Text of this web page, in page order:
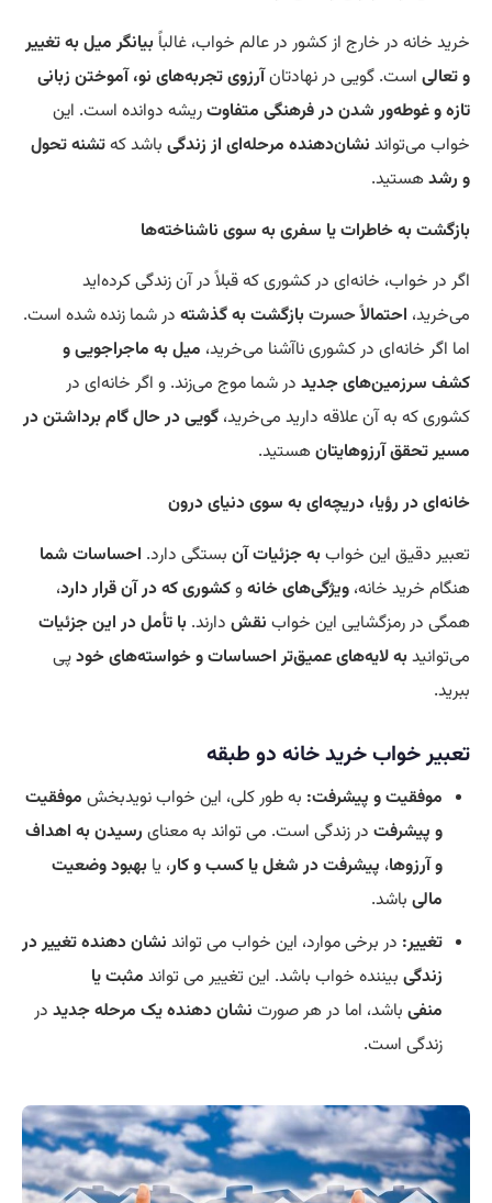
خرید خانه در خارج از کشور در عالم خواب، غالباًبیانگر میل به تغییر
و تعالی است. گویی در نهادتانآرزوی تجربه‌های نو، آموختن زبانی
تازه و غوطه‌ور شدن در فرهنگی متفاوتریشه دوانده است. این
خواب می‌تواند نشان‌دهنده مرحله‌ای از زندگی باشد کهتشنه تحول
و رشدهستید.
بازگشت به خاطرات یا سفری به سوی ناشناخته‌ها
اگر در خواب، خانه‌ای در کشوری که قبلاً در آن زندگی کرده‌اید
می‌خرید، احتمالاًحسرتبازگشت به گذشته در شما زنده شده است.
اما اگر خانه‌ای در کشوری ناآشنا می‌خرید، میل به ماجراجویی و
کشف سرزمین‌های جدید در شما موج می‌زند. و اگر خانه‌ای در
کشوری که به آن علاقه دارید می‌خرید، گویی در حال گام برداشتن در
مسیر تحقق آرزوهایتانهستید.
خانه‌ای در رؤیا، دریچه‌ای به سوی دنیای درون
تعبیر دقیق این خواببه جزئیات آن بستگی دارد. احساسات شما
هنگام خرید خانه، ویژگی‌های خانهوکشوری که در آن قرار دارد،
همگی در رمزگشایی این خواب نقش دارند. با تأمل در این جزئیات
می‌توانیدبه لایه‌های عمیق‌تر احساسات و خواسته‌های خودپی
ببرید.
تعبیر خواب خرید خانه دو طبقه
موفقیت و پیشرفت: به طور کلی، این خواب نویدبخش موفقیت
و پیشرفت در زندگی است. می تواند به معنای رسیدن به اهداف
و آرزوها، پیشرفت در شغل یا کسب و کار، یا بهبود وضعیت
مالی باشد.
تغییر: در برخی موارد، این خواب می تواند نشان دهنده تغییر در
زندگی بیننده خواب باشد. این تغییر می تواند مثبت یا
منفی باشد، اما در هر صورت نشان دهنده یک مرحله جدید در
زندگی است.